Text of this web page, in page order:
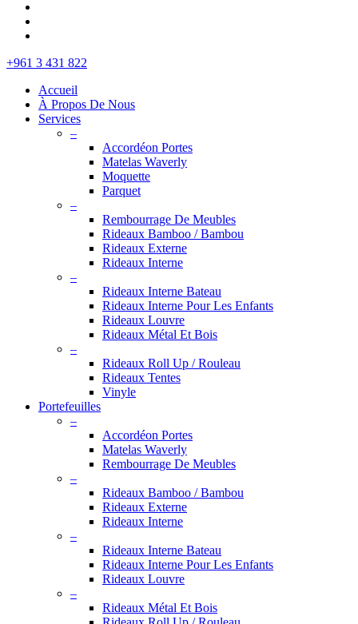
Close
+961 3 431 822
Accueil
À Propos De Nous
Services
–
Accordéon Portes
Matelas Waverly
Moquette
Parquet
–
Rembourrage De Meubles
Rideaux Bamboo / Bambou
Rideaux Externe
Rideaux Interne
–
Rideaux Interne Bateau
Rideaux Interne Pour Les Enfants
Rideaux Louvre
Rideaux Métal Et Bois
–
Rideaux Roll Up / Rouleau
Rideaux Tentes
Vinyle
Portefeuilles
–
Accordéon Portes
Matelas Waverly
Rembourrage De Meubles
–
Rideaux Bamboo / Bambou
Rideaux Externe
Rideaux Interne
–
Rideaux Interne Bateau
Rideaux Interne Pour Les Enfants
Rideaux Louvre
–
Rideaux Métal Et Bois